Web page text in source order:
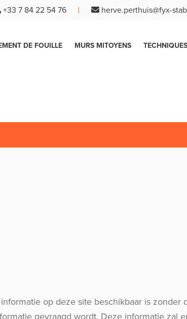
+33 7 84 22 54 76 herve.perthuis@fyx-
DE FOUILLE MURS MITOYENS
op deze site beschikbaar is
gevraagd wordt. Deze informatie zal